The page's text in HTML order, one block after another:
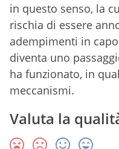
in questo senso, la
rischia di essere
adempimenti in
diventa uno
ha funzionato, in
meccanismi.
Valuta la